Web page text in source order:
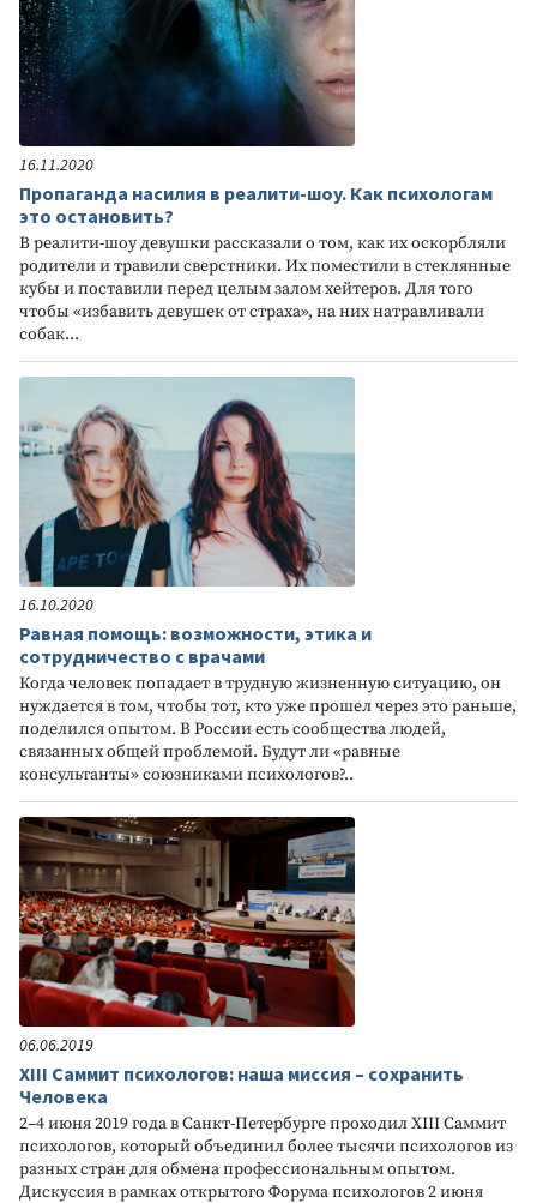
16.11.2020
Пропаганда насилия в реалити-шоу. Как психологам
это остановить?
В реалити-шоу девушки рассказали о том, как их оскорбляли
родители и травили сверстники. Их поместили в стеклянные
кубы и поставили перед целым залом хейтеров. Для того
чтобы «избавить девушек от страха», на них натравливали
собак...
16.10.2020
Равная помощь: возможности, этика и
сотрудничество с врачами
Когда человек попадает в трудную жизненную ситуацию, он
нуждается в том, чтобы тот, кто уже прошел через это раньше,
поделился опытом. В России есть сообщества людей,
связанных общей проблемой. Будут ли «равные
консультанты» союзниками психологов?..
06.06.2019
XIII Саммит психологов: наша миссия – сохранить
Человека
2–4 июня 2019 года в Санкт-Петербурге проходил XIII Саммит
психологов, который объединил более тысячи психологов из
разных стран для обмена профессиональным опытом.
Дискуссия в рамках открытого Форума психологов 2 июня